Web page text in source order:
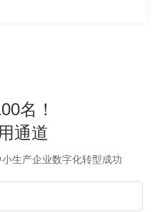
名！
通道
生产企业数字化转型成功